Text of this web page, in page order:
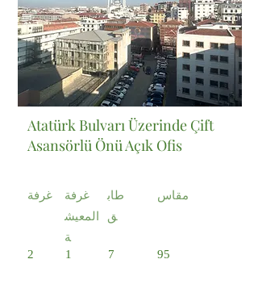
Atatürk Bulvarı Üzerinde Çift
Asansörlü Önü Açık Ofis
غرفة
2
غرفة
المعيش
ة
1
طاب
ق
7
مقاس
95